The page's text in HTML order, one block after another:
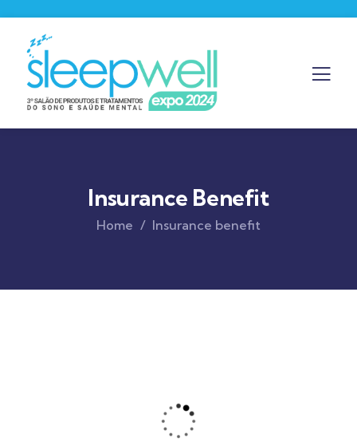
Insurance Benefit
Home Insurance benefit